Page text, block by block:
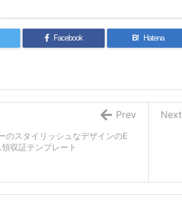
Facebook B! Hatena
Next
のスタイリッシュなデザインのE
領収証テンプレート
Prev